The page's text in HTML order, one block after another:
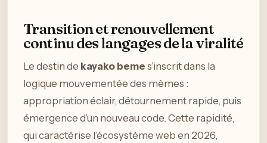
Transition et renouvellement
continu des langages de la viralité
Le destin de kayako beme s’inscrit dans la
logique mouvementée des mèmes :
appropriation éclair, détournement rapide, puis
émergence d’un nouveau code. Cette rapidité,
qui caractérise l’écosystème web en 2026,